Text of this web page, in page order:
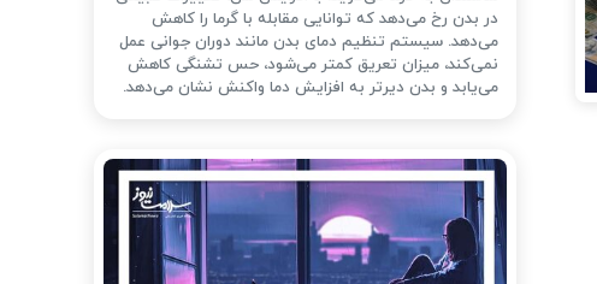
در بدن رخ می‌دهد که توانایی مقابله با گرما را کاهش
می‌دهد. سیستم تنظیم دمای بدن مانند دوران جوانی عمل
نمی‌کند، میزان تعریق کمتر می‌شود، حس تشنگی کاهش
می‌یابد و بدن دیرتر به افزایش دما واکنش نشان می‌دهد.